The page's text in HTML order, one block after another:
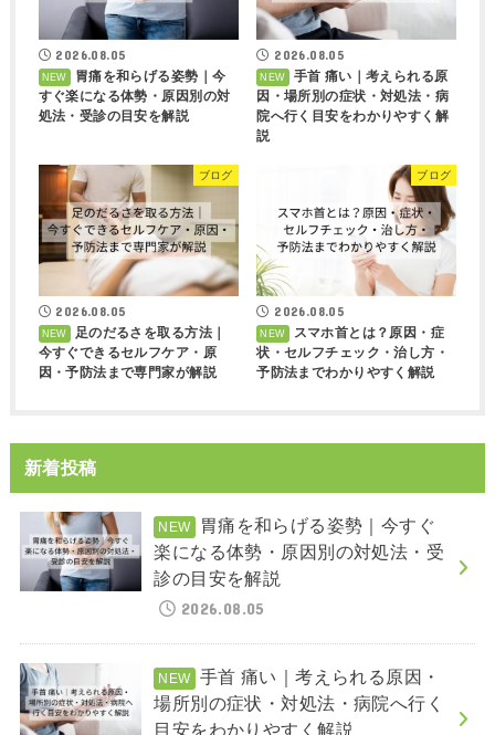
2026.08.05
胃痛を和らげる姿勢｜今
すぐ楽になる体勢・原因別の対
処法・受診の目安を解説
2026.08.05
手首 痛い｜考えられる原
因・場所別の症状・対処法・病
院へ行く目安をわかりやすく解
説
ブログ
2026.08.05
足のだるさを取る方法｜
今すぐできるセルフケア・原
因・予防法まで専門家が解説
ブログ
2026.08.05
スマホ首とは？原因・症
状・セルフチェック・治し方・
予防法までわかりやすく解説
新着投稿
胃痛を和らげる姿勢｜今すぐ
楽になる体勢・原因別の対処法・受
診の目安を解説
2026.08.05
手首 痛い｜考えられる原因・
場所別の症状・対処法・病院へ行く
目安をわかりやすく解説